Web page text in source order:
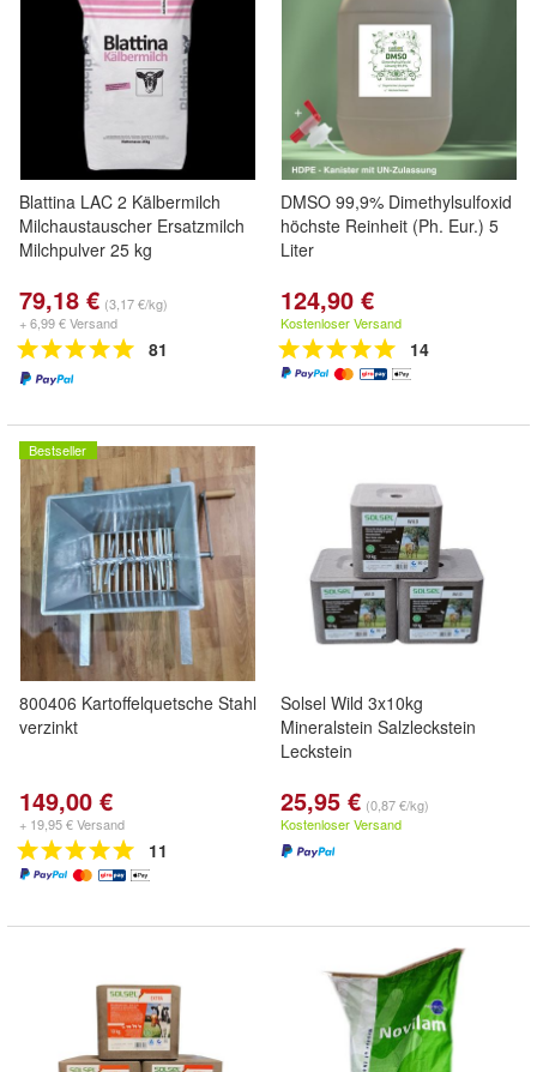
Blattina LAC 2 Kälbermilch
Milchaustauscher Ersatzmilch
Milchpulver 25 kg
79,18 € (3,17 €/kg)
+ 6,99 € Versand
81
DMSO 99,9% Dimethylsulfoxid
höchste Reinheit (Ph. Eur.) 5
Liter
124,90 €
Kostenloser Versand
14
Bestseller
800406 Kartoffelquetsche Stahl
verzinkt
149,00 €
+ 19,95 € Versand
11
Solsel Wild 3x10kg
Mineralstein Salzleckstein
Leckstein
25,95 € (0,87 €/kg)
Kostenloser Versand